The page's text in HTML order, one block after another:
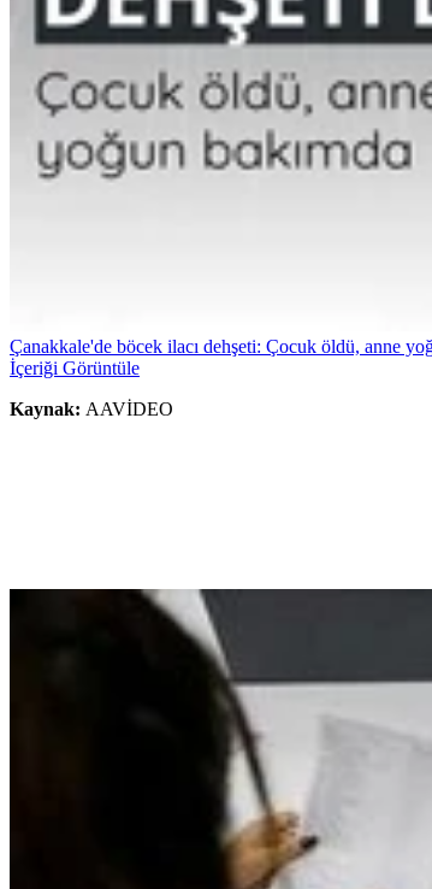
Çanakkale'de böcek ilacı dehşeti: Çocuk öldü, anne
İçeriği Görüntüle
Kaynak: AAVİDEO